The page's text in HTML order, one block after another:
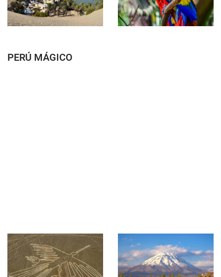
PERÚ MÁGICO